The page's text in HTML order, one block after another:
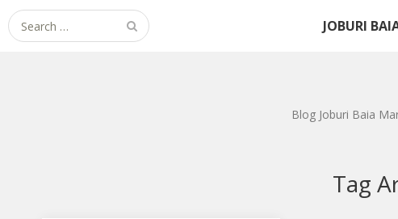
JOBURI
Search for:
Blog Joburi Baia
Tag